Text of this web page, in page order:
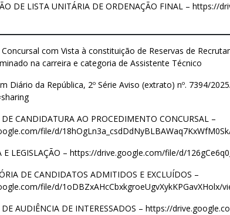
DE LISTA UNITÁRIA DE ORDENAÇÃO FINAL – https://
com Vista à constituição de Reservas de
na carreira e categoria de Assistente Técnico
Diário da República, 2º Série Aviso (extrato) nº. 7394/
CANDIDATURA AO PROCEDIMENTO CONCURSAL –
file/d/
LEGISLAÇÃO – https://drive.google.com/file/d/
DE CANDIDATOS ADMITIDOS E EXCLUÍDOS –
file/d/1oDBZxAHcCbxkgroeUgvXykKPGavXHolx/
AUDIÊNCIA DE INTERESSADOS – https://